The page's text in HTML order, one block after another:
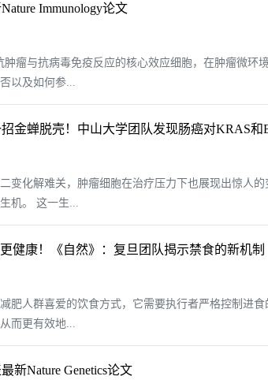
Immunology论文
肿瘤与抗病毒免疫反应的核心效应细胞，在肿瘤微
以及如何参...
招金蝉脱壳！中山大学团队发现肠癌对KRAS
变化解难关，肿瘤细胞在治疗压力下也展现出惊人
机。 这一生...
健康！《自然》：复旦团队揭示禁食的新机制
肥人群喜爱的饮食方式，它需要执行者严格控制进
而更有效地...
新Nature Genetics论文